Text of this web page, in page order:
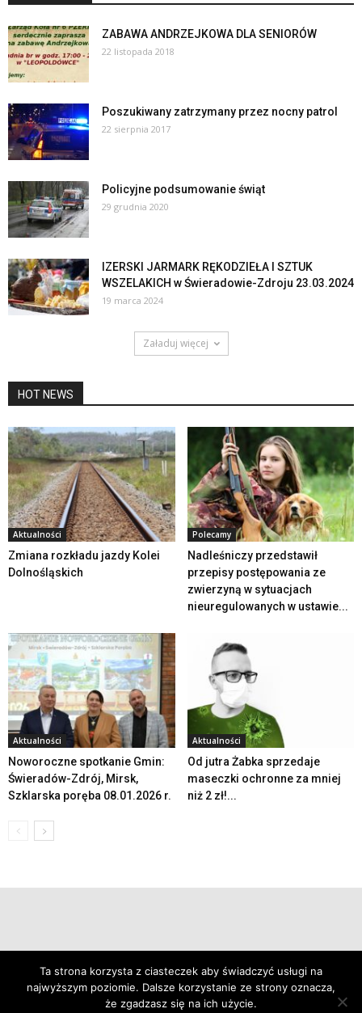
ZABAWA ANDRZEJKOWA DLA SENIORÓW
22 listopada 2018
Poszukiwany zatrzymany przez nocny patrol
22 sierpnia 2017
Policyjne podsumowanie świąt
29 grudnia 2020
IZERSKI JARMARK RĘKODZIEŁA I SZTUK
WSZELAKICH w Świeradowie-Zdroju 23.03.2024
19 marca 2024
Załaduj więcej
HOT NEWS
Aktualności
Zmiana rozkładu jazdy Kolei
Dolnośląskich
Polecamy
Nadleśniczy przedstawił
przepisy postępowania ze
zwierzyną w sytuacjach
nieuregulowanych w ustawie...
Aktualności
Noworoczne spotkanie Gmin:
Świeradów-Zdrój, Mirsk,
Szklarska poręba 08.01.2026 r.
Aktualności
Od jutra Żabka sprzedaje
maseczki ochronne za mniej
niż 2 zł!...
Ta strona korzysta z ciasteczek aby świadczyć usługi na
najwyższym poziomie. Dalsze korzystanie ze strony oznacza,
że zgadzasz się na ich użycie.